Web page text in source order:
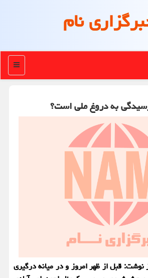
نام
منو
به دروغ ملی است؟
نوشت: قبل از ظهر امروز و در میانه درگیری